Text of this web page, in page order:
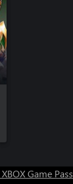
XBOX Game Pass